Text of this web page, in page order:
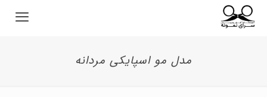
مدل مو اسپایکی مردانه